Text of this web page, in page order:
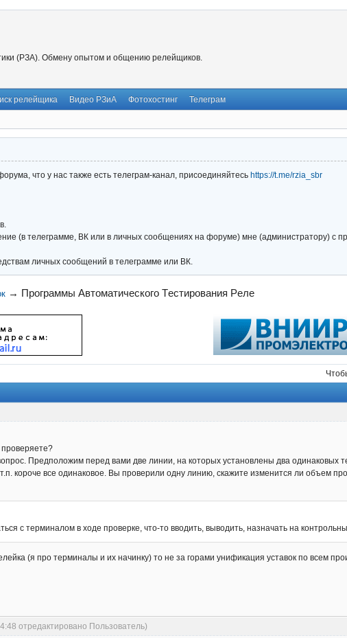
(РЗА). Обмену опытом и общению релейщиков.
релейщика Видео РЗиА Фотохостинг Телеграм
что у нас также есть телеграм-канал, присоединяйтесь https://t.me/rzia_sbr
(в телеграмме, ВК или в личных сообщениях на форуме) мне (администратору) с
личных сообщений в телеграмме или ВК.
→ Программы Aвтоматического Tестирования Pеле
Предположим перед вами две линии, на которых установлены два одинаковых
короче все одинаковое. Вы проверили одну линию, скажите изменится ли объем
с терминалом в ходе проверке, что-то вводить, выводить, назначать на
(я про терминалы и их начинку) то не за горами унификация уставок по всем
отредактировано Пользователь)